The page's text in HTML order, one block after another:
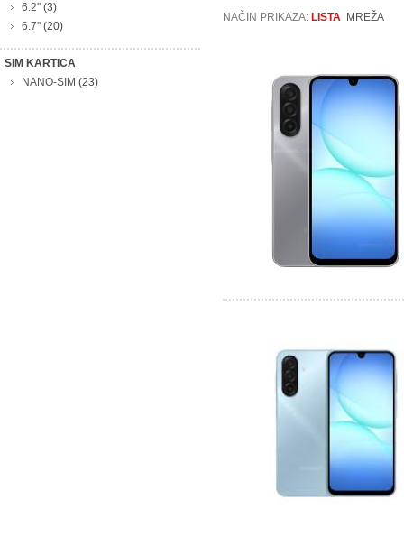
6.2'' (3)
6.7'' (20)
SIM KARTICA
NANO-SIM (23)
NAČIN PRIKAZA: LISTA MREŽA